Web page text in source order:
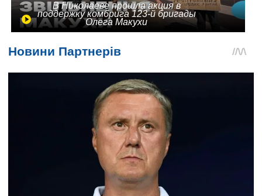
В Николаеве прошла акция в
поддержку комбрига 123-й бригады
Олега Макухи